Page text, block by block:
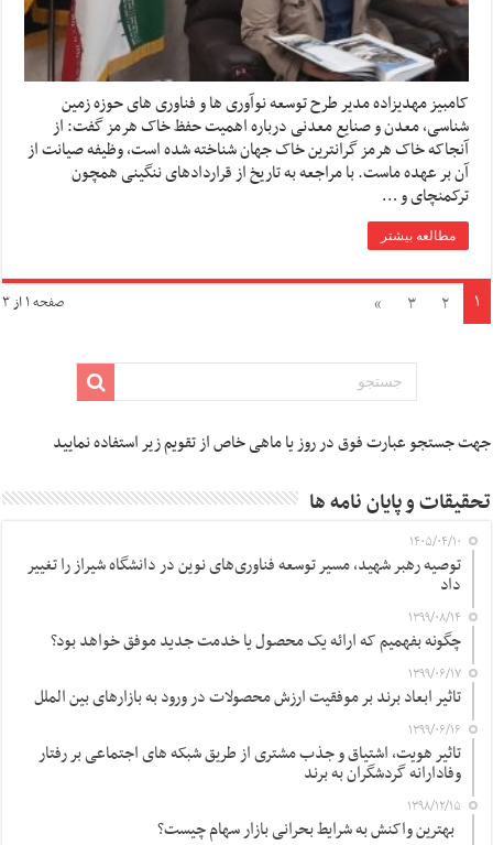
کامبیز مهدیزاده مدیر طرح توسعه نوآوری ها و فناوری های حوزه زمین
شناسی، معدن و صنایع معدنی درباره اهمیت حفظ خاک هرمز گفت: از
آنجاکه خاک هرمز گرانترین خاک جهان شناخته شده است، وظیفه صیانت از
آن بر عهده ماست. با مراجعه به تاریخ از قراردادهای ننگینی همچون
ترکمنچای و …
مطالعه بیشتر
صفحه ۱ از ۳ ۱ ۲ ۳ »
جهت جستجو عبارت فوق در روز یا ماهی خاص از تقویم زیر استفاده نمایید
تحقیقات و پایان نامه ها
۱۴۰۵/۰۴/۱۰
توصیه رهبر شهید، مسیر توسعه فناوری‌های نوین در دانشگاه شیراز را تغییر
داد
۱۳۹۹/۰۸/۱۴
چگونه بفهمیم که ارائه یک محصول یا خدمت جدید موفق خواهد بود؟
۱۳۹۹/۰۶/۱۷
تاثیر ابعاد برند بر موفقیت ارزش محصولات در ورود به بازارهای بین الملل
۱۳۹۹/۰۶/۱۶
تاثیر هویت، اشتیاق و جذب مشتری از طریق شبکه های اجتماعی بر رفتار
وفادارانه گردشگران به برند
۱۳۹۸/۱۲/۱۵
بهترین واکنش به شرایط بحرانی بازار سهام چیست؟